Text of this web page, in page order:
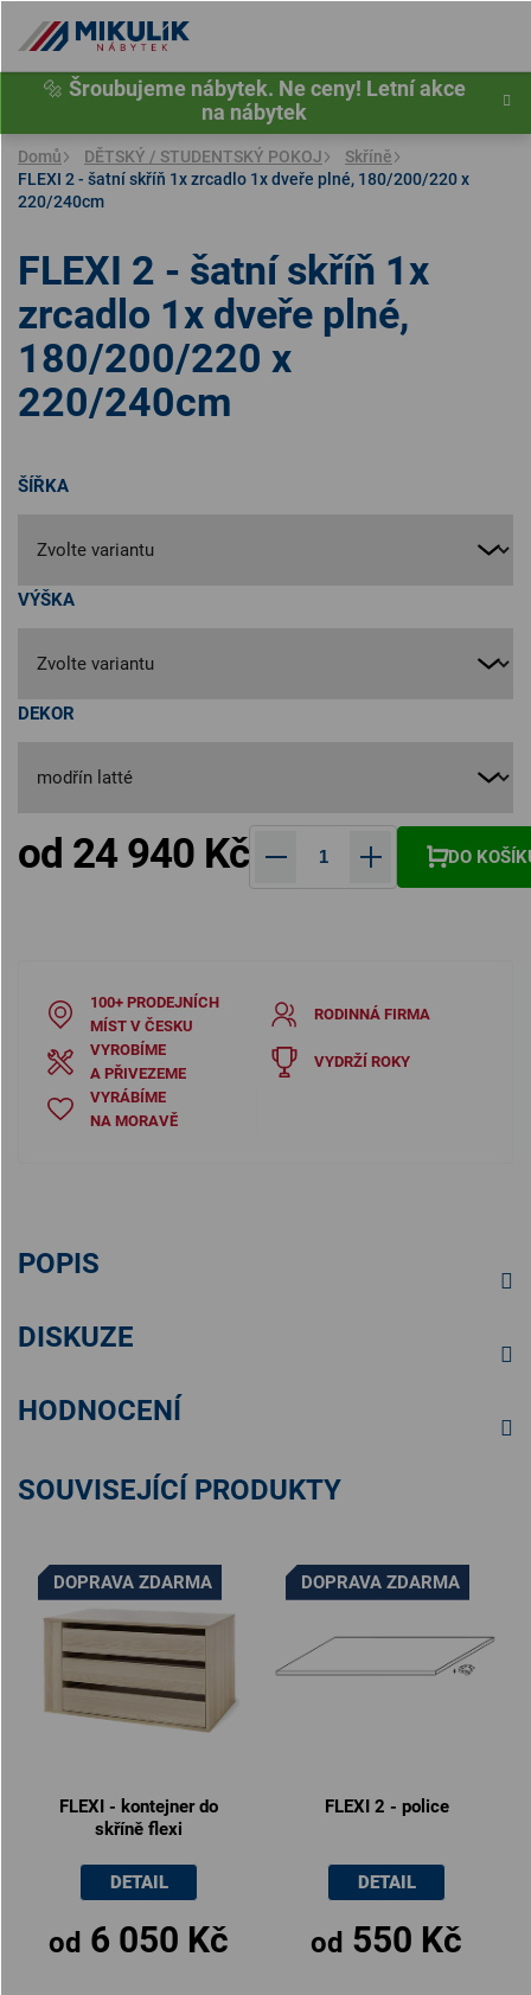
obsah
🔩 Šroubujeme nábytek. Ne ceny! Letní akce
na nábytek
Domů DĚTSKÝ / STUDENTSKÝ POKOJ
Skříně
FLEXI 2 - šatní skříň 1x zrcadlo 1x dveře plné, 180/200/220 x
220/240cm
ŠÍŘKA
VÝŠKA
DEKOR
od 24 940 Kč DO
FLEXI 2 - šatní skříň 1x
zrcadlo 1x dveře plné,
180/200/220 x
220/240cm
100+ PRODEJNÍCH
MÍST V ČESKU
RODINNÁ FIRMA
VYROBÍME
A PŘIVEZEME
VYDRŽÍ ROKY
VYRÁBÍME
NA MORAVĚ
POPIS
DISKUZE
HODNOCENÍ
SOUVISEJÍCÍ PRODUKTY
DOPRAVA ZDARMA
FLEXI - kontejner do
skříně flexi
od 6 050 Kč
DETAIL
DOPRAVA ZDARMA
FLEXI 2 - police
od 550 Kč
DETAIL